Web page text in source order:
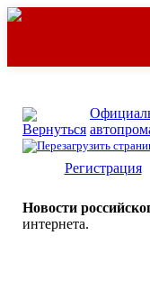
Регистрация
Новости
интернета.